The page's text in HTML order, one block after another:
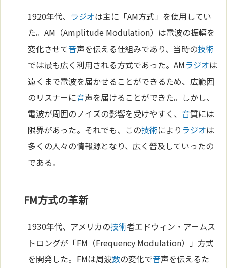
1920年代、 ラジオは主に「AM方式」を使用してい
た。AM（Amplitude Modulation）は電波の振幅を
変化させて音声を伝える仕組みであり、当時の技術
では最も広く利用される方式であった。AMラジオは
遠くまで電波を届かせることができるため、広範囲
のリスナーに音声を届けることができた。しかし、
電波が周囲のノイズの影響を受けやすく、音質には
限界があった。それでも、この技術により ラジオは
多くの人々の情報源となり、広く普及していったの
である。
FM方式の革新
1930年代、アメリカの技術者エドウィン・アームス
トロングが「FM（Frequency Modulation）」方式
を開発した。FMは周波数の変化で音声を伝えるた